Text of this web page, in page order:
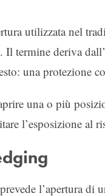
utilizzata nel
Il termine deriva
una protezione
una o più
l’esposizione al
l’apertura